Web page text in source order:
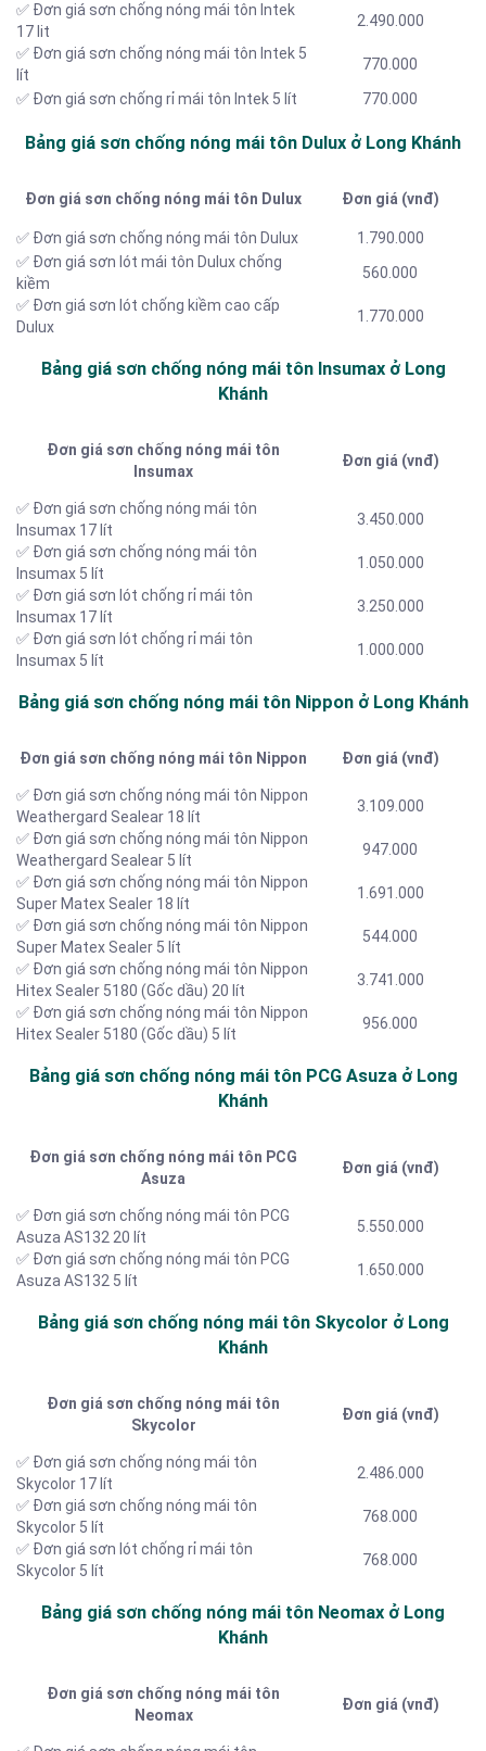
✅ Đơn giá sơn chống nóng mái tôn Intek
17 lit
2.490.000
✅ Đơn giá sơn chống nóng mái tôn Intek 5
lít
770.000
✅ Đơn giá sơn chống rỉ mái tôn Intek 5 lít
770.000
Bảng giá sơn chống nóng mái tôn Dulux ở Long Khánh
Đơn giá sơn chống nóng mái tôn Dulux Đơn giá (vnđ)
✅ Đơn giá sơn chống nóng mái tôn Dulux
1.790.000
✅ Đơn giá sơn lót mái tôn Dulux chống
kiềm
560.000
✅ Đơn giá sơn lót chống kiềm cao cấp
Dulux
1.770.000
Bảng giá sơn chống nóng mái tôn Insumax ở Long
Khánh
Đơn giá sơn chống nóng mái tôn
Insumax
Đơn giá (vnđ)
✅ Đơn giá sơn chống nóng mái tôn
Insumax 17 lít
3.450.000
✅ Đơn giá sơn chống nóng mái tôn
Insumax 5 lít
1.050.000
✅ Đơn giá sơn lót chống rỉ mái tôn
Insumax 17 lít
3.250.000
✅ Đơn giá sơn lót chống rỉ mái tôn
Insumax 5 lít
1.000.000
Bảng giá sơn chống nóng mái tôn Nippon ở Long Khánh
Đơn giá sơn chống nóng mái tôn Nippon Đơn giá (vnđ)
✅ Đơn giá sơn chống nóng mái tôn Nippon
Weathergard Sealear 18 lít
3.109.000
✅ Đơn giá sơn chống nóng mái tôn Nippon
Weathergard Sealear 5 lít
947.000
✅ Đơn giá sơn chống nóng mái tôn Nippon
Super Matex Sealer 18 lít
1.691.000
✅ Đơn giá sơn chống nóng mái tôn Nippon
Super Matex Sealer 5 lít
544.000
✅ Đơn giá sơn chống nóng mái tôn Nippon
Hitex Sealer 5180 (Gốc dầu) 20 lít
3.741.000
✅ Đơn giá sơn chống nóng mái tôn Nippon
Hitex Sealer 5180 (Gốc dầu) 5 lít
956.000
Bảng giá sơn chống nóng mái tôn PCG Asuza ở Long
Khánh
Đơn giá sơn chống nóng mái tôn PCG
Asuza
Đơn giá (vnđ)
✅ Đơn giá sơn chống nóng mái tôn PCG
Asuza AS132 20 lít
5.550.000
✅ Đơn giá sơn chống nóng mái tôn PCG
Asuza AS132 5 lít
1.650.000
Bảng giá sơn chống nóng mái tôn Skycolor ở Long
Khánh
Đơn giá sơn chống nóng mái tôn
Skycolor
Đơn giá (vnđ)
✅ Đơn giá sơn chống nóng mái tôn
Skycolor 17 lít
2.486.000
✅ Đơn giá sơn chống nóng mái tôn
Skycolor 5 lít
768.000
✅ Đơn giá sơn lót chống rỉ mái tôn
Skycolor 5 lít
768.000
Bảng giá sơn chống nóng mái tôn Neomax ở Long
Khánh
Đơn giá sơn chống nóng mái tôn
Neomax
Đơn giá (vnđ)